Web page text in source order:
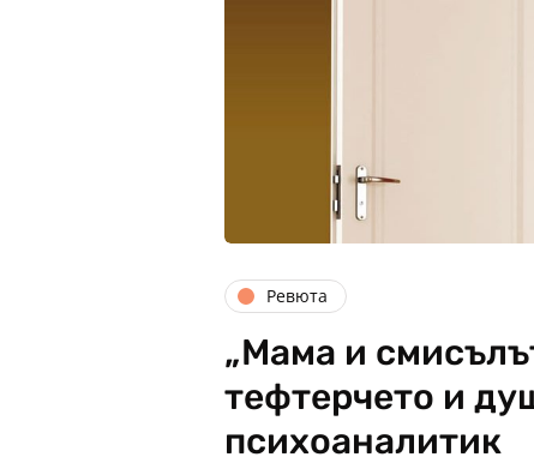
Ревюта
„Мама и
тефтерчето и
психоаналитик